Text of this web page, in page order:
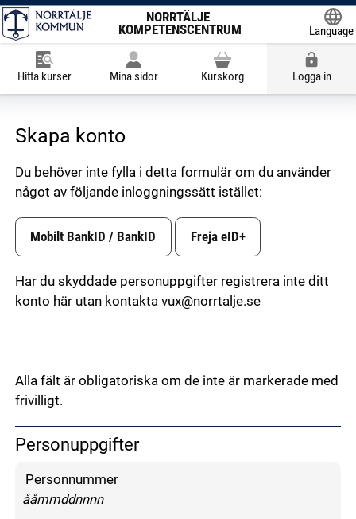
NORRTÄLJE
KOMPETENSCENTRUM
Language
Hitta kurser Mina sidor Kurskorg Logga in
Skapa konto
Skapa konto
Du behöver inte fylla i detta formulär om du använder
något av följande inloggningssätt istället:
Mobilt BankID / BankID Freja eID+
Har du skyddade personuppgifter registrera inte ditt
konto här utan kontakta vux@norrtalje.se
Alla fält är obligatoriska om de inte är markerade med
frivilligt.
Personuppgifter
Fyll i dina personuppgifter
Personnummer
enligt följande mönster:
ååmmddnnnn